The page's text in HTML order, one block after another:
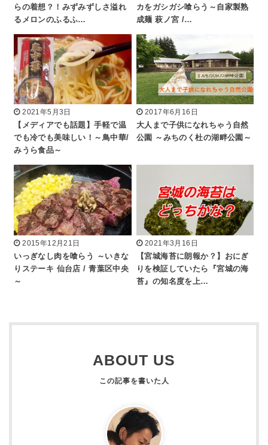
らの着想？！みずみずしさ溢れ
るメロンのふるふ…
カをガシガシ喰らう～自家製熟
成麺 萩ノ宮 /…
2021年5月3日
【メディアでも話題】手軽で温
でも冷でも美味しい！～鳥中華/
みうら食品～
2017年6月16日
大人まで子供になれちゃう自然
公園 ～みちのく杜の湖畔公園～
2015年12月21日
いっぎなし肉を喰らう ～いきな
りステーキ 仙台店 / 青葉区中央
～
2021年3月16日
【宮城海苔に朗報か？】おにぎ
りを検証していたら『宮城の海
苔』の知名度を上…
ABOUT US